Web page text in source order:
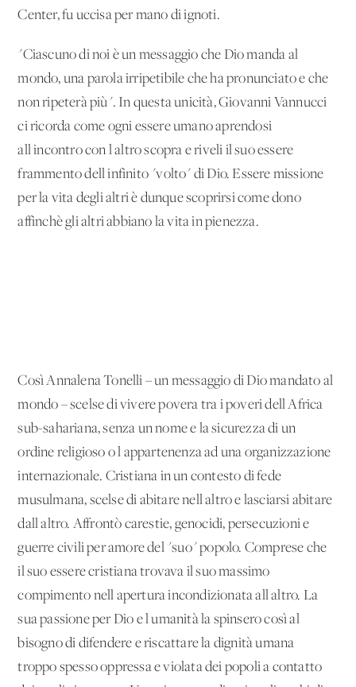
Center, fu uccisa per mano di ignoti.
"Ciascuno di noi è un messaggio che Dio manda al
mondo, una parola irripetibile che ha pronunciato e che
non ripeterà più". In questa unicità, Giovanni Vannucci
ci ricorda come ogni essere umano aprendosi
all'incontro con l'altro scopra e riveli il suo essere
frammento dell'infinito "volto" di Dio. Essere missione
per la vita degli altri è dunque scoprirsi come dono
affinchè gli altri abbiano la vita in pienezza.
Così Annalena Tonelli – un messaggio di Dio mandato al
mondo – scelse di vivere povera tra i poveri dell'Africa
sub-sahariana, senza un nome e la sicurezza di un
ordine religioso o l'appartenenza ad una organizzazione
internazionale. Cristiana in un contesto di fede
musulmana, scelse di abitare nell'altro e lasciarsi abitare
dall'altro. Affrontò carestie, genocidi, persecuzioni e
guerre civili per amore del "suo" popolo. Comprese che
il suo essere cristiana trovava il suo massimo
compimento nell'apertura incondizionata all'altro. La
sua passione per Dio e l'umanità la spinsero così al
bisogno di difendere e riscattare la dignità umana
troppo spesso oppressa e violata dei popoli a contatto